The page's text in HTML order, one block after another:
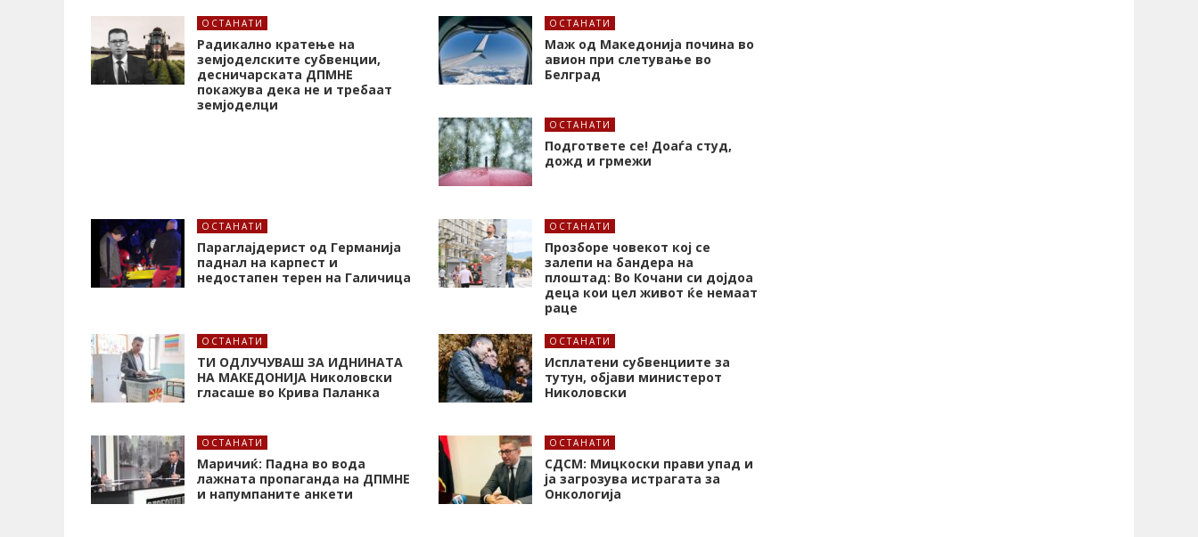
ОСТАНАТИ
Радикално кратење на
земјоделските субвенции,
десничарската ДПМНЕ
покажува дека не и требаат
земјоделци
ОСТАНАТИ
Маж од Македонија почина во
авион при слетување во
Белград
ОСТАНАТИ
Подгответе се! Доаѓа студ,
дожд и грмежи
ОСТАНАТИ
Параглајдерист од Германија
паднал на карпест и
недостапен терен на Галичица
ОСТАНАТИ
Прозборе човекот кој се
залепи на бандера на
плоштад: Во Кочани си дојдоа
деца кои цел живот ќе немаат
раце
ОСТАНАТИ
ТИ ОДЛУЧУВАШ ЗА ИДНИНАТА
НА МАКЕДОНИЈА Николовски
гласаше во Крива Паланка
ОСТАНАТИ
Исплатени субвенциите за
тутун, објави министерот
Николовски
ОСТАНАТИ
Маричиќ: Падна во вода
лажната пропаганда на ДПМНЕ
и напумпаните анкети
ОСТАНАТИ
СДСМ: Мицкоски прави упад и
ја загрозува истрагата за
Онкологија